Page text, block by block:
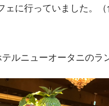
に行っていました。
ルニューオータニのラ